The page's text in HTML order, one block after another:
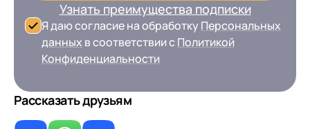
Узнать преимущества подписки
Я даю согласие на обработку Персональных
данных в соответствии сПолитикой
Конфиденциальности
Рассказать друзьям